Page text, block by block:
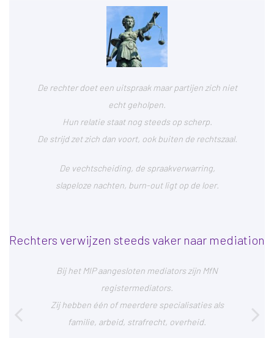
De rechter doet een uitspraak maar partijen zich niet
echt geholpen.
Hun relatie staat nog steeds op scherp.
De strijd zet zich dan voort, ook buiten de rechtszaal.
De vechtscheiding, de spraakverwarring,
slapeloze nachten, burn-out ligt op de loer.
Rechters verwijzen steeds vaker naar mediation
Bij het MIP aangesloten mediators zijn MfN
registermediators.
Zij hebben één of meerdere specialisaties als
familie, arbeid, strafrecht, overheid.